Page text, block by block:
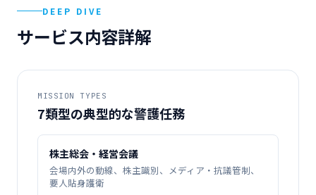
DEEP DIVE
サービス内容詳解
MISSION TYPES
7類型の典型的な警護任務
株主総会・経営会議
会場内外の動線、株主識別、メディア・抗議管制、
要人貼身護衛